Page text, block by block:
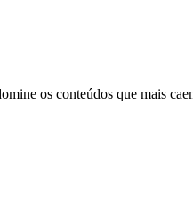
os conteúdos que mais